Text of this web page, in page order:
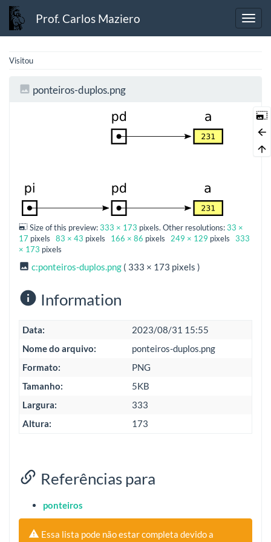
Prof. Carlos Maziero
Visitou
ponteiros-duplos.png
Size of this preview:333 × 173 pixels. Other resolutions:33 ×
17 pixels 83 × 43 pixels 166 × 86 pixels 249 × 129 pixels 333
× 173 pixels
c:ponteiros-duplos.png ( 333 × 173 pixels )
Information
Data:
2023/08/31 15:55
Nome do arquivo:
ponteiros-duplos.png
Formato:
PNG
Tamanho:
5KB
Largura:
333
Altura:
173
Referências para
ponteiros
Essa lista pode não estar completa devido a